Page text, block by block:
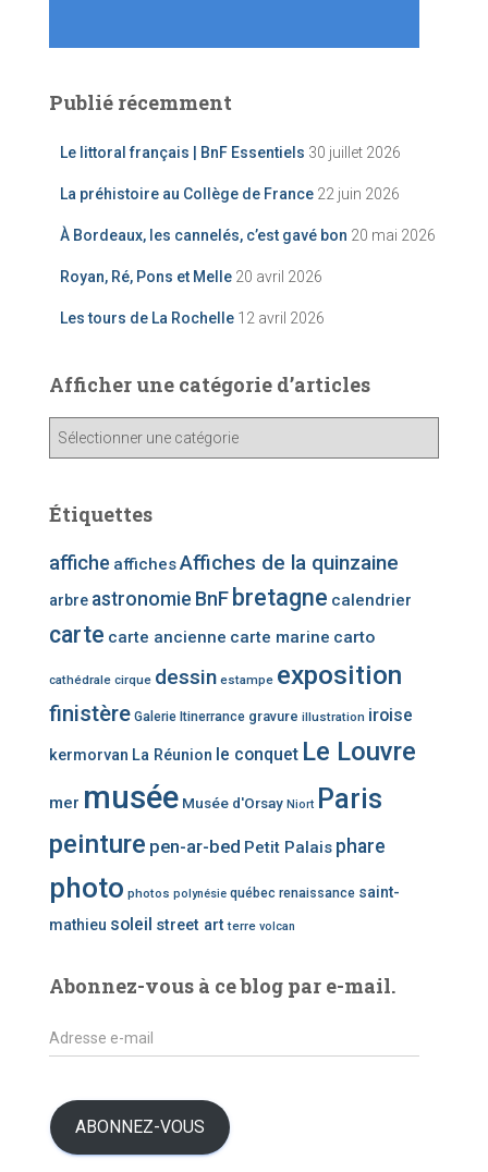
Publié récemment
Le littoral français | BnF Essentiels 30 juillet 2026
La préhistoire au Collège de France 22 juin 2026
À Bordeaux, les cannelés, c’est gavé bon 20 mai 2026
Royan, Ré, Pons et Melle 20 avril 2026
Les tours de La Rochelle 12 avril 2026
Afficher une catégorie d’articles
h
r
u
e
t
g
r
i
e
d
’
a
Étiquettes
affiche affichesAffiches de la quinzaine
arbre astronomie BnF bretagne calendrier
carte carte ancienne carte marine carto
cathédrale cirque dessin estampe exposition
finistère Galerie Itinerrance gravure illustration iroise
kermorvan La Réunion le conquet Le Louvre
mer musée Musée d'Orsay Niort Paris
peinture pen-ar-bed Petit Palais phare
photo photos polynésie québec renaissance saint-
mathieu soleil street art terre volcan
Abonnez-vous à ce blog par e-mail.
A
d
s
s
ABONNEZ-VOUS